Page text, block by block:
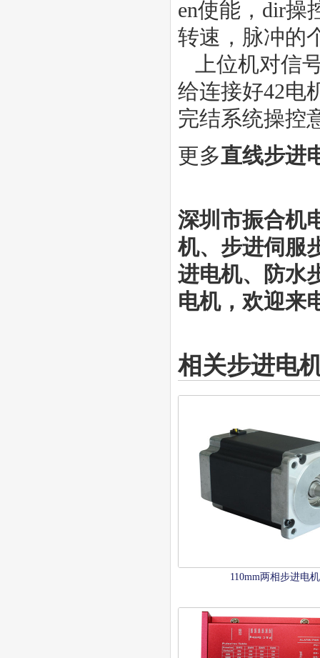
en使能，dir操
转速，脉冲的
上位机对信
给连接好42电
完结系统操控
更多直线步进
深圳市振合机
机、步进伺服
进电机、防水
电机，欢迎来
相关步进电
110mm两相步进电机